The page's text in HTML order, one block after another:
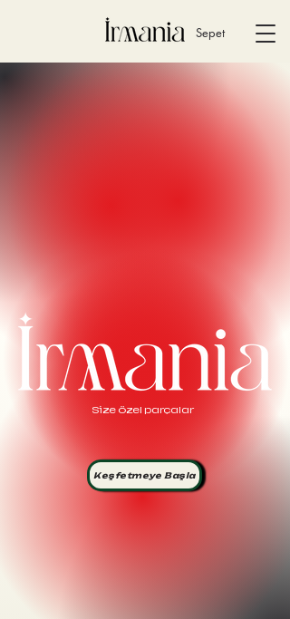
Sepet
Size özel parçalar
Keşfetmeye Başla